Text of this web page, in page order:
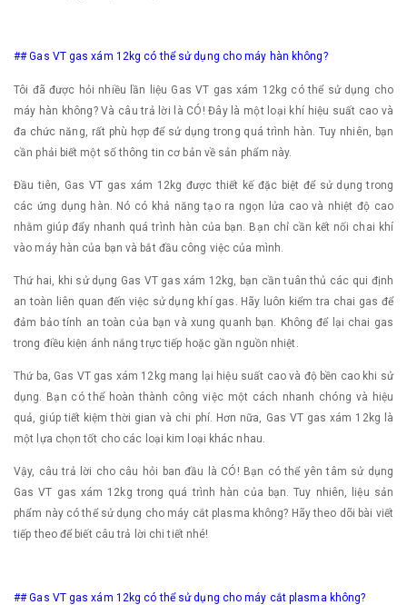
## Gas VT gas xám 12kg có thể sử dụng cho máy hàn không?
Tôi đã được hỏi nhiều lần liệu Gas VT gas xám 12kg có thể sử dụng cho
máy hàn không? Và câu trả lời là CÓ! Đây là một loại khí hiệu suất cao và
đa chức năng, rất phù hợp để sử dụng trong quá trình hàn. Tuy nhiên, bạn
cần phải biết một số thông tin cơ bản về sản phẩm này.
Đầu tiên, Gas VT gas xám 12kg được thiết kế đặc biệt để sử dụng trong
các ứng dụng hàn. Nó có khả năng tạo ra ngọn lửa cao và nhiệt độ cao
nhằm giúp đẩy nhanh quá trình hàn của bạn. Bạn chỉ cần kết nối chai khí
vào máy hàn của bạn và bắt đầu công việc của mình.
Thứ hai, khi sử dụng Gas VT gas xám 12kg, bạn cần tuân thủ các qui định
an toàn liên quan đến việc sử dụng khí gas. Hãy luôn kiểm tra chai gas để
đảm bảo tính an toàn của bạn và xung quanh bạn. Không để lại chai gas
trong điều kiện ánh nắng trực tiếp hoặc gần nguồn nhiệt.
Thứ ba, Gas VT gas xám 12kg mang lại hiệu suất cao và độ bền cao khi sử
dụng. Bạn có thể hoàn thành công việc một cách nhanh chóng và hiệu
quả, giúp tiết kiệm thời gian và chi phí. Hơn nữa, Gas VT gas xám 12kg là
một lựa chọn tốt cho các loại kim loại khác nhau.
Vậy, câu trả lời cho câu hỏi ban đầu là CÓ! Bạn có thể yên tâm sử dụng
Gas VT gas xám 12kg trong quá trình hàn của bạn. Tuy nhiên, liệu sản
phẩm này có thể sử dụng cho máy cắt plasma không? Hãy theo dõi bài viết
tiếp theo để biết câu trả lời chi tiết nhé!
## Gas VT gas xám 12kg có thể sử dụng cho máy cắt plasma không?